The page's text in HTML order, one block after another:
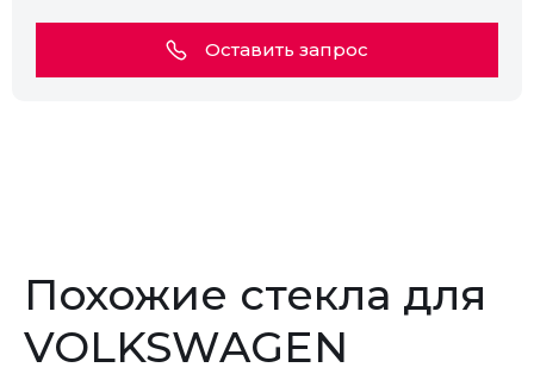
Оставить запрос
Похожие стекла для
VOLKSWAGEN